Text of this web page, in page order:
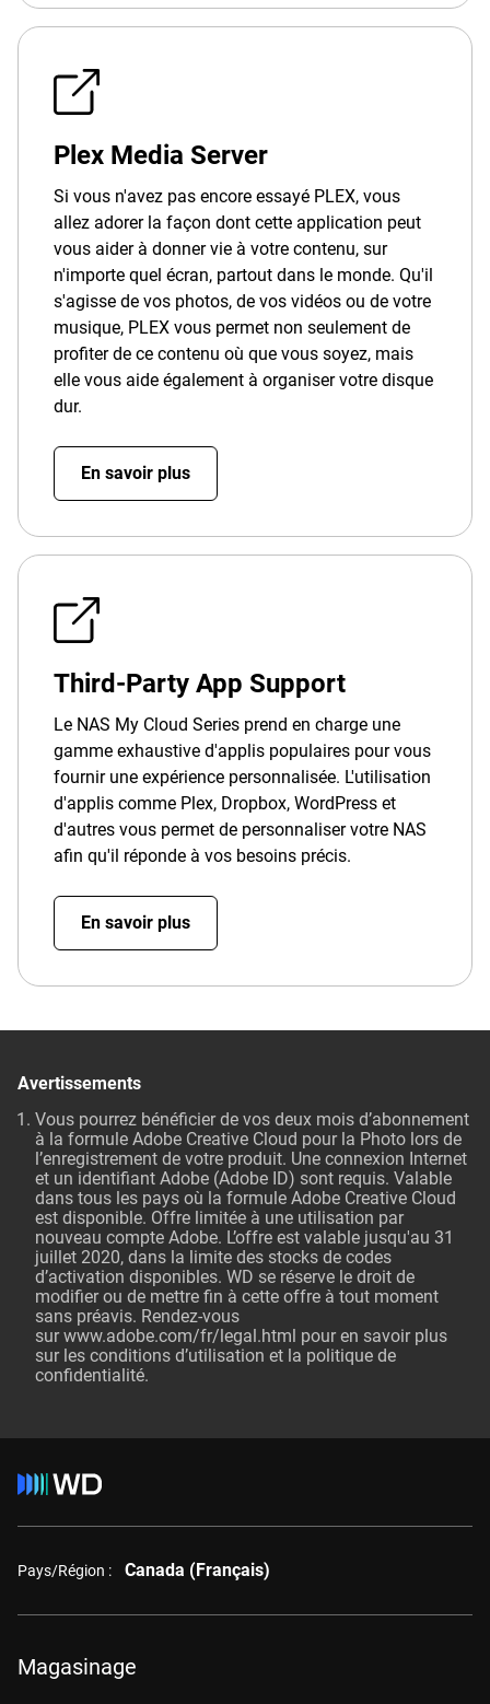
Plex Media Server
Si vous n'avez pas encore essayé PLEX, vous
allez adorer la façon dont cette application peut
vous aider à donner vie à votre contenu, sur
n'importe quel écran, partout dans le monde. Qu'il
s'agisse de vos photos, de vos vidéos ou de votre
musique, PLEX vous permet non seulement de
profiter de ce contenu où que vous soyez, mais
elle vous aide également à organiser votre disque
dur.
En savoir plus
Third-Party App Support
Le NAS My Cloud Series prend en charge une
gamme exhaustive d'applis populaires pour vous
fournir une expérience personnalisée. L'utilisation
d'applis comme Plex, Dropbox, WordPress et
d'autres vous permet de personnaliser votre NAS
afin qu'il réponde à vos besoins précis.
En savoir plus
Avertissements
Vous pourrez bénéficier de vos deux mois d’abonnement
à la formule Adobe Creative Cloud pour la Photo lors de
l’enregistrement de votre produit. Une connexion Internet
et un identifiant Adobe (Adobe ID) sont requis. Valable
dans tous les pays où la formule Adobe Creative Cloud
est disponible. Offre limitée à une utilisation par
nouveau compte Adobe. L’offre est valable jusqu'au 31
juillet 2020, dans la limite des stocks de codes
d’activation disponibles. WD se réserve le droit de
modifier ou de mettre fin à cette offre à tout moment
sans préavis. Rendez-vous
surwww.adobe.com/fr/legal.html pour en savoir plus
sur les conditions d’utilisation et la politique de
confidentialité.
Pays/Région : Canada (Français)
Magasinage